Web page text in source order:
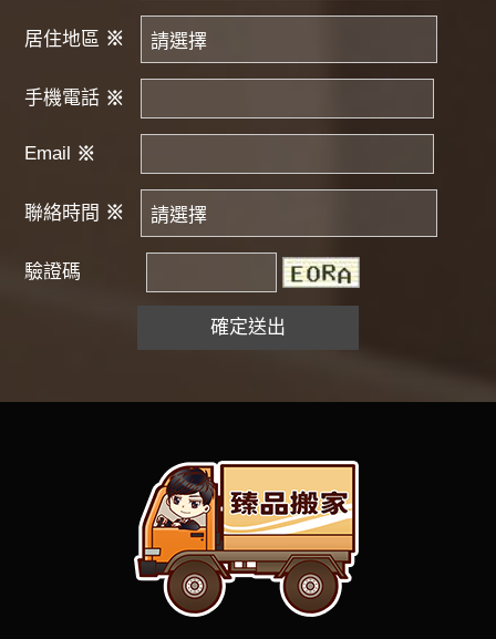
居住地區 ※
手機電話 ※
Email ※
聯絡時間 ※
驗證碼